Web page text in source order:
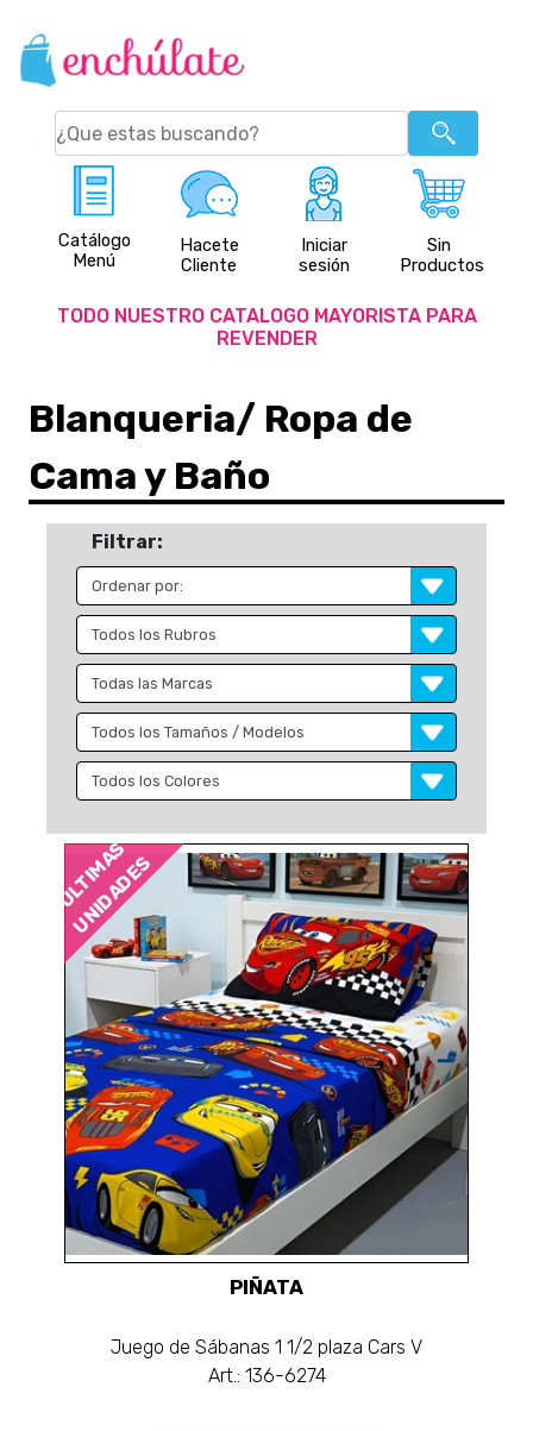
Catálogo
Menú
Hacete
Cliente
Iniciar
sesión
Sin
Productos
TODO NUESTRO CATALOGO MAYORISTA PARA
REVENDER
Blanqueria/ Ropa de
Cama y Baño
Filtrar:
ÚLTIMAS
UNIDADES
PIÑATA
Juego de Sábanas 1 1/2 plaza Cars V
Art.: 136-6274